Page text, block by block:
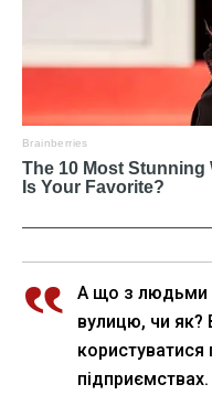
А що з людьми
вулицю, чи як?